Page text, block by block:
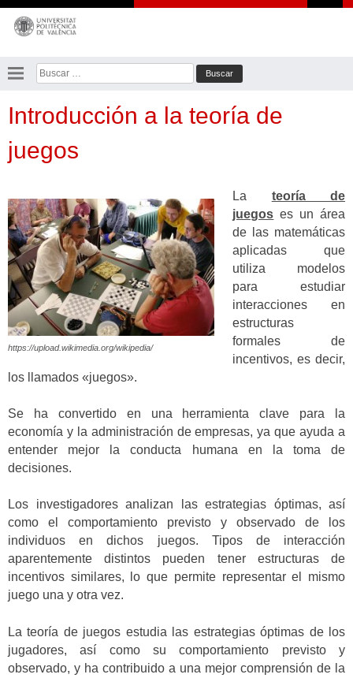
Saltar
contenido
Buscar:
Introducción a la teoría de
juegos
https://upload.wikimedia.org/wikipedia/
La teoría de
juegos es un área
de las matemáticas
aplicadas que
utiliza modelos
para estudiar
interacciones en
estructuras
formales de
incentivos, es decir,
los llamados «juegos».
Se ha convertido en una herramienta clave para la
economía y la administración de empresas, ya que ayuda a
entender mejor la conducta humana en la toma de
decisiones.
Los investigadores analizan las estrategias óptimas, así
como el comportamiento previsto y observado de los
individuos en dichos juegos. Tipos de interacción
aparentemente distintos pueden tener estructuras de
incentivos similares, lo que permite representar el mismo
juego una y otra vez.
La teoría de juegos estudia las estrategias óptimas de los
jugadores, así como su comportamiento previsto y
observado, y ha contribuido a una mejor comprensión de la